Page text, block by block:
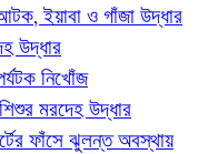
ইয়াবা ও গাঁজা উদ্ধার
উদ্ধার
নিখোঁজ
মরদেহ উদ্ধার
ফাঁসে ঝুলন্ত অবস্থায়